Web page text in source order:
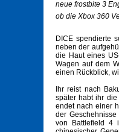
neue frostbite 3
ob die Xbox 360
DICE spendierte
neben der
die Haut eines
Wagen auf dem
einen Rückblick,
Ihr reist nach
später habt ihr
endet nach einer
der
von Battlefield 4